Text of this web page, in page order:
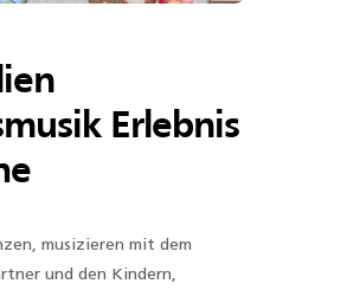
Erlebnis
musizieren mit dem
und den Kindern,